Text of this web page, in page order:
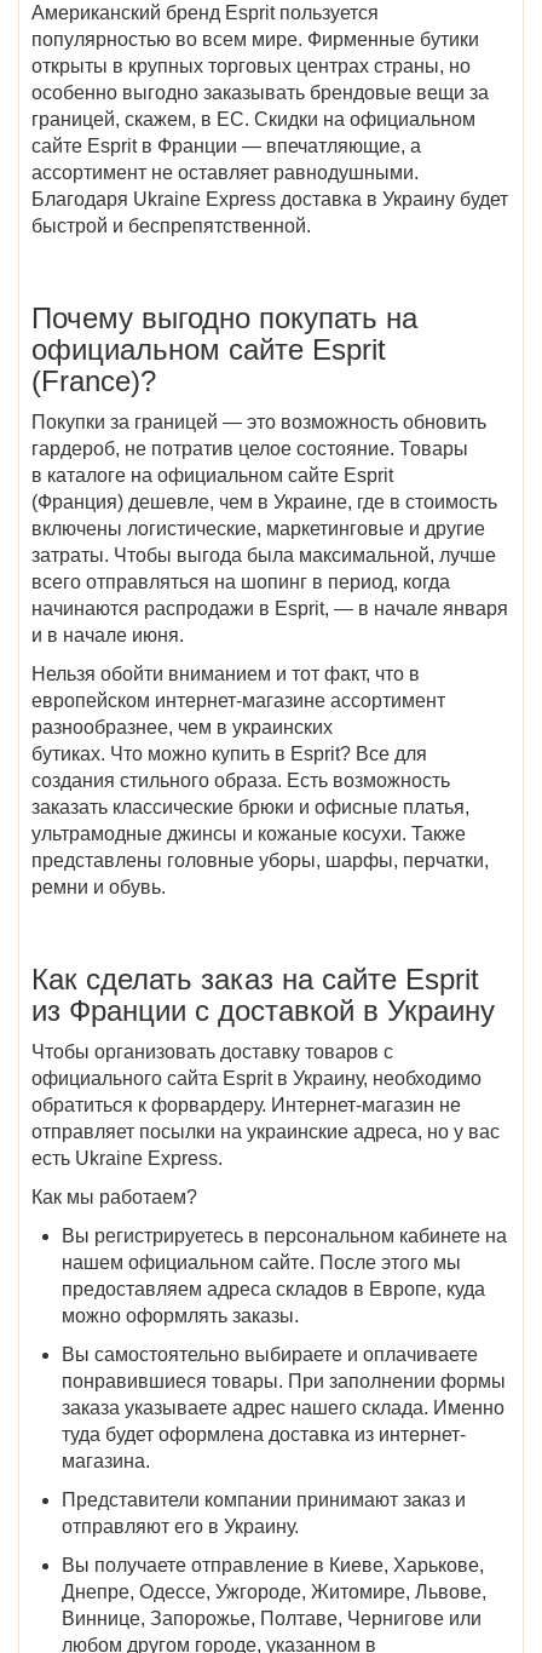
Американский бренд Esprit пользуется
популярностью во всем мире. Фирменные бутики
открыты в крупных торговых центрах страны, но
особенно выгодно заказывать брендовые вещи за
границей, скажем, в ЕС. Скидки на официальном
сайте Esprit в Франции — впечатляющие, а
ассортимент не оставляет равнодушными.
Благодаря Ukraine Express доставка в Украину будет
быстрой и беспрепятственной.
Почему выгодно покупать на
официальном сайте Esprit
(France)?
Покупки за границей — это возможность обновить
гардероб, не потратив целое состояние. Товары
в каталоге на официальном сайте Esprit
(Франция) дешевле, чем в Украине, где в стоимость
включены логистические, маркетинговые и другие
затраты. Чтобы выгода была максимальной, лучше
всего отправляться на шопинг в период, когда
начинаются распродажи в Esprit, — в начале января
и в начале июня.
Нельзя обойти вниманием и тот факт, что в
европейском интернет-магазине ассортимент
разнообразнее, чем в украинских
бутиках. Что можно купить в Esprit? Все для
создания стильного образа. Есть возможность
заказать классические брюки и офисные платья,
ультрамодные джинсы и кожаные косухи. Также
представлены головные уборы, шарфы, перчатки,
ремни и обувь.
Как сделать заказ на сайте Esprit
из Франции с доставкой в Украину
Чтобы организовать доставку товаров с
официального сайта Esprit в Украину, необходимо
обратиться к форвардеру. Интернет-магазин не
отправляет посылки на украинские адреса, но у вас
есть Ukraine Express.
Как мы работаем?
Вы регистрируетесь в персональном кабинете на
нашем официальном сайте. После этого мы
предоставляем адреса складов в Европе, куда
можно оформлять заказы.
Вы самостоятельно выбираете и оплачиваете
понравившиеся товары. При заполнении формы
заказа указываете адрес нашего склада. Именно
туда будет оформлена доставка из интернет-
магазина.
Представители компании принимают заказ и
отправляют его в Украину.
Вы получаете отправление в Киеве, Харькове,
Днепре, Одессе, Ужгороде, Житомире, Львове,
Виннице, Запорожье, Полтаве, Чернигове или
любом другом городе, указанном в